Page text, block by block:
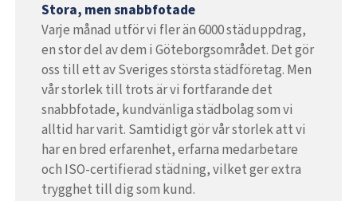
Stora, men snabbfotade
Varje månad utför vi fler än 6000 städuppdrag,
en stor del av dem i Göteborgsområdet. Det gör
oss till ett av Sveriges största städföretag. Men
vår storlek till trots är vi fortfarande det
snabbfotade, kundvänliga städbolag som vi
alltid har varit. Samtidigt gör vår storlek att vi
har en bred erfarenhet, erfarna medarbetare
och ISO-certifierad städning, vilket ger extra
trygghet till dig som kund.